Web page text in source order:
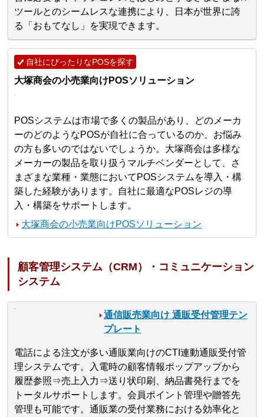
ツールとのシームレスな連携により、日本が世界に誇
る「おもてなし」を実現できます。
自社にぴったりなPOSを探す
大塚商会の小売業向けPOSソリューション
POSシステムは市場で多くの製品があり、どのメーカ
ーのどのようなPOSが自社に合っているのか、お悩み
の方も多いのではないでしょうか。大塚商会は多様な
メーカーの製品を取り扱うマルチベンダーとして、さ
まざまな業種・業態においてPOSシステムを導入・構
築した経験があります。自社に最適なPOSレジの導
入・構築をサポートします。
大塚商会の小売業向けPOSソリューション
顧客管理システム（CRM）・コミュニケーション
システム
通信販売業向け 通販受付管理テン
プレート
電話による注文が多い通販業向けのCTI連動通販受付管
理システムです。入電時の顧客情報ポップアップから
履歴参照⇒売上入力⇒送り状印刷、納品書発行までを
トータルサポートします。会員ポイント管理や贈答先
管理も可能です。通販業の受付業務における効率化と